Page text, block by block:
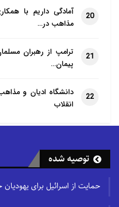
20
آمادگی داریم با
مذاهب در…
21
ترامپ از رهبران
پیمان…
22
دانشگاه ادیان و
انقلاب
توصیه شده
حمایت از اسرائیل برای